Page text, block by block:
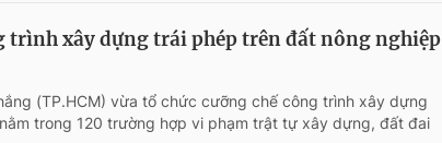
trình xây dựng trái phép trên đất nông nghiệp
(TP.HCM) vừa tổ chức cưỡng chế công trình xây dựng
trong 120 trường hợp vi phạm trật tự xây dựng, đất đai